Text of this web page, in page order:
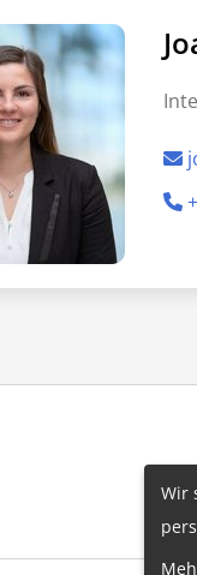
Wir